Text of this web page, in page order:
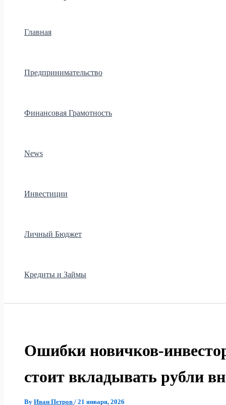
Главная
Предпринимательство
Финансовая Грамотность
News
Инвестиции
Личный Бюджет
Кредиты и Займы
Ошибки новичков-
стоит вкладывать рубли
By Иван Петров / 21 января, 2026